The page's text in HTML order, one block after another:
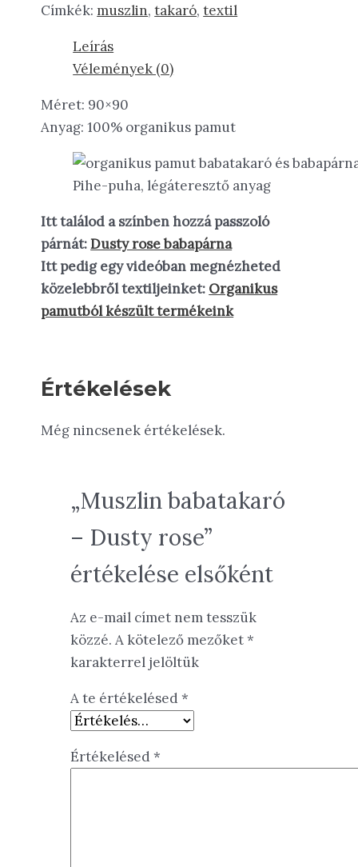
Címkék: muszlin,takaró,textil
Leírás
Vélemények (0)
Méret: 90×90
Anyag: 100% organikus pamut
Pihe-puha, légáteresztő anyag
Itt találod a színben hozzá passzoló
párnát:Dusty rose babapárna
Itt pedig egy videóban megnézheted
közelebbről textiljeinket: Organikus
pamutból készült termékeink
Értékelések
Még nincsenek értékelések.
„Muszlin babatakaró
– Dusty rose”
értékelése elsőként
Az e-mail címet nem tesszük
közzé. A kötelező mezőket*
karakterrel jelöltük
A te értékelésed *
Értékelésed *